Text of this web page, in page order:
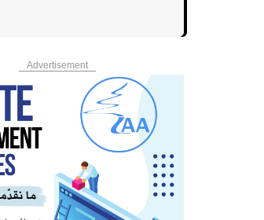
Advertisement